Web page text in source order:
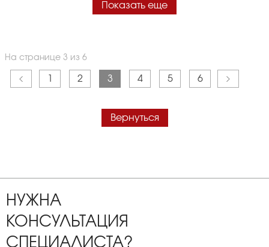
Показать еще
На странице 3 из 6
2 3 4 5 6
Вернуться
НУЖНА
КОНСУЛЬТАЦИЯ
СПЕЦИАЛИСТА?